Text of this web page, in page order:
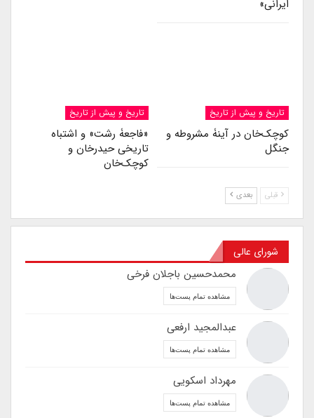
ایرانی»
تاریخ و پیش از تاریخ
کوچک‌خان در آینۀ مشروطه و
جنگل
تاریخ و پیش از تاریخ
«فاجعۀ رشت» و اشتباه
تاریخی حیدرخان و
کوچک‌خان
قبلی بعدی
شورای عالی
محمدحسین باجلان فرخی
مشاهده تمام پست‌ها
عبدالمجید ارفعی
مشاهده تمام پست‌ها
مهرداد اسکویی
مشاهده تمام پست‌ها